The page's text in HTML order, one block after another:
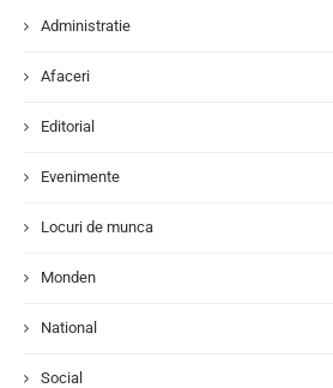
Administratie
Afaceri
Editorial
Evenimente
Locuri de munca
Monden
National
Social